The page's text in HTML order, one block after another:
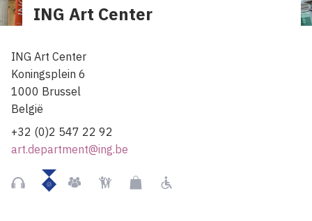
ING Art Center
ING Art Center
Koningsplein 6
1000 Brussel
België
+32 (0)2 547 22 92
art.department@ing.be
AudiogidsBeschermd
momument
GroepenKindvriendelijk
MuseumshopRolstoelgebruiker